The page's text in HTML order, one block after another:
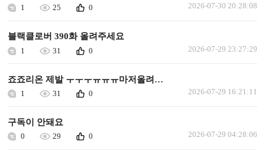
1 25 0 2026-07-30 20:28:08
블랙클로버 390화 올려주세요
1 31 0 2026-07-29 23:27:29
죠죠리온 제발 ㅜㅜㅜㅠㅠㅠ마저올려주세요
1 31 0 2026-07-29 16:21:11
구독이 안돼요
0 29 0 2026-07-29 04:28:06